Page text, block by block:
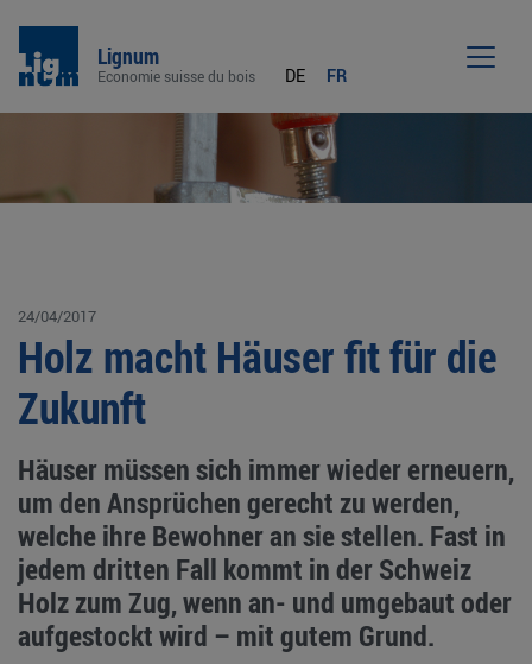
Lignum
Economie suisse du bois DE FR
24/04/2017
Holz macht Häuser fit für die
Zukunft
Häuser müssen sich immer wieder erneuern,
um den Ansprüchen gerecht zu werden,
welche ihre Bewohner an sie stellen. Fast in
jedem dritten Fall kommt in der Schweiz
Holz zum Zug, wenn an- und umgebaut oder
aufgestockt wird – mit gutem Grund.